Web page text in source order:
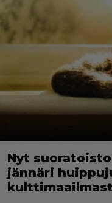
Nyt
jännäri